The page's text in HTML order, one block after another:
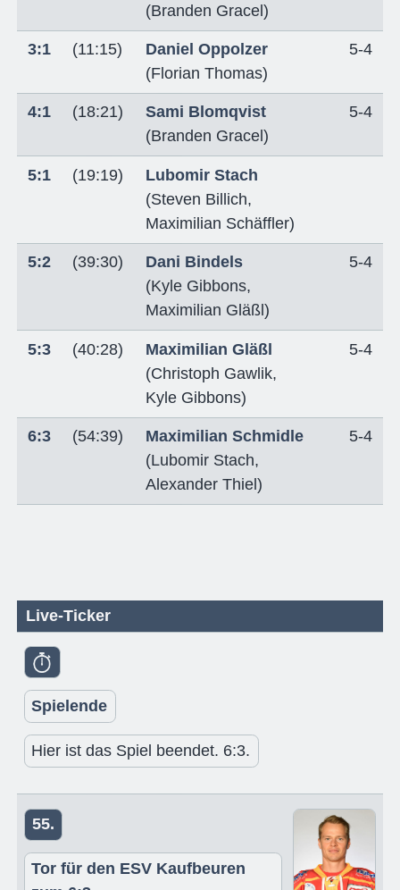
(Branden Gracel)
3:1 (11:15)
Daniel Oppolzer
(Florian Thomas)
5-4
4:1 (18:21)
Sami Blomqvist
(Branden Gracel )
5-4
5:1 (19:19)
Lubomir Stach
(Steven Billich,
Maximilian Schäffler)
5:2 (39:30)
Dani Bindels
(Kyle Gibbons,
Maximilian Gläßl )
5-4
5:3 (40:28)
Maximilian Gläßl
(Christoph Gawlik,
Kyle Gibbons)
5-4
6:3 (54:39)
Maximilian Schmidle
(Lubomir Stach,
Alexander Thiel )
5-4
Live-Ticker
Spielende
Hier ist das Spiel beendet. 6:3.
55.
Tor für den ESV Kaufbeuren